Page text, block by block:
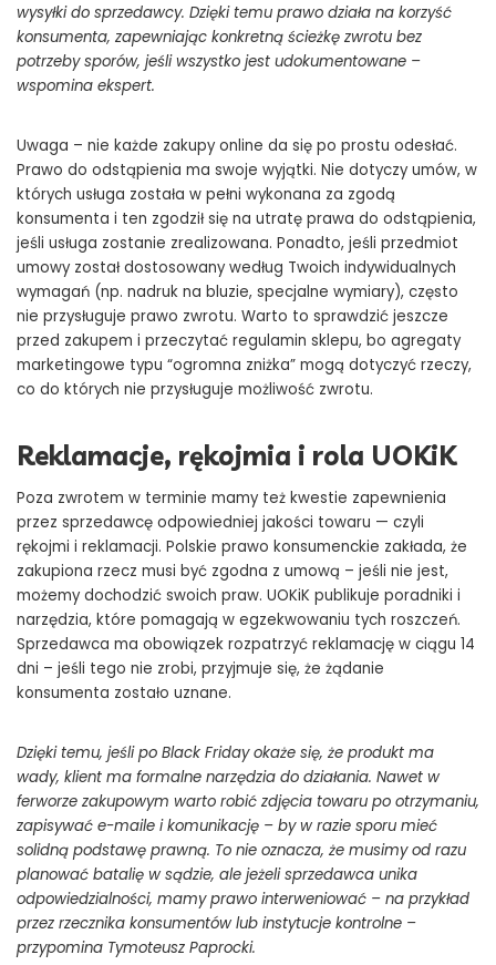
wysyłki do sprzedawcy. Dzięki temu prawo działa na korzyść
konsumenta, zapewniając konkretną ścieżkę zwrotu bez
potrzeby sporów, jeśli wszystko jest udokumentowane –
wspomina ekspert.
Uwaga – nie każde zakupy online da się po prostu odesłać.
Prawo do odstąpienia ma swoje wyjątki. Nie dotyczy umów, w
których usługa została w pełni wykonana za zgodą
konsumenta i ten zgodził się na utratę prawa do odstąpienia,
jeśli usługa zostanie zrealizowana. Ponadto, jeśli przedmiot
umowy został dostosowany według Twoich indywidualnych
wymagań (np. nadruk na bluzie, specjalne wymiary), często
nie przysługuje prawo zwrotu. Warto to sprawdzić jeszcze
przed zakupem i przeczytać regulamin sklepu, bo agregaty
marketingowe typu “ogromna zniżka” mogą dotyczyć rzeczy,
co do których nie przysługuje możliwość zwrotu.
Reklamacje, rękojmia i rola UOKiK
Poza zwrotem w terminie mamy też kwestie zapewnienia
przez sprzedawcę odpowiedniej jakości towaru — czyli
rękojmi i reklamacji. Polskie prawo konsumenckie zakłada, że
zakupiona rzecz musi być zgodna z umową – jeśli nie jest,
możemy dochodzić swoich praw. UOKiK publikuje poradniki i
narzędzia, które pomagają w egzekwowaniu tych roszczeń.
Sprzedawca ma obowiązek rozpatrzyć reklamację w ciągu 14
dni – jeśli tego nie zrobi, przyjmuje się, że żądanie
konsumenta zostało uznane.
Dzięki temu, jeśli po Black Friday okaże się, że produkt ma
wady, klient ma formalne narzędzia do działania. Nawet w
ferworze zakupowym warto robić zdjęcia towaru po otrzymaniu,
zapisywać e-maile i komunikację – by w razie sporu mieć
solidną podstawę prawną. To nie oznacza, że musimy od razu
planować batalię w sądzie, ale jeżeli sprzedawca unika
odpowiedzialności, mamy prawo interweniować – na przykład
przez rzecznika konsumentów lub instytucje kontrolne –
przypomina Tymoteusz Paprocki.